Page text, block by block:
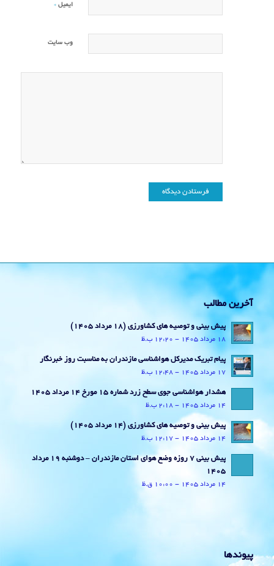
ایمیل *
وب‌ سایت
آخرین مطالب
پیش بینی و توصیه های کشاورزی (18 مرداد ۱۴۰۵)
18 مرداد 1405 - 12:20 ب.ظ
پیام تبریک مدیرکل هواشناسی مازندران به مناسبت روز خبرنگار
17 مرداد 1405 - 12:48 ب.ظ
هشدار هواشناسی جوی سطح زرد شماره 15 مورخ 14 مرداد 1405
14 مرداد 1405 - 2:18 ب.ظ
پیش بینی و توصیه های کشاورزی (14 مرداد ۱۴۰۵)
14 مرداد 1405 - 12:17 ب.ظ
پیش بینی 7 روزه وضع هوای استان مازندران – دوشنبه 19 مرداد
1405
14 مرداد 1405 - 10:00 ق.ظ
پیوندها